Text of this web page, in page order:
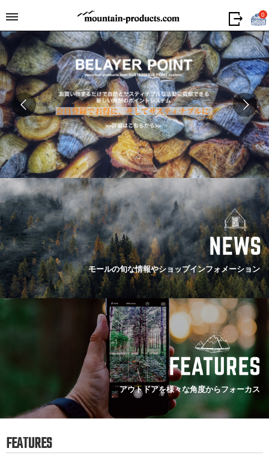
0
モールの旬な情報やショップインフォメーション
アウトドアを様々な角度からフォーカス
FEATURES